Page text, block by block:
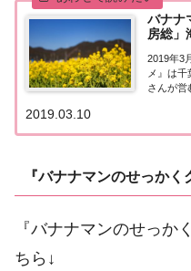
バナナ
房総」
2019年3
メ』は
さんが営
ン」、
はこちら
2019.03.10
『バナナマンのせっか
『バナナマンのせっか
ちら↓